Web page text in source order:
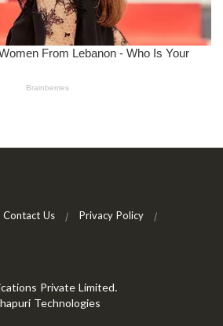
Contact Us
Privacy Policy
Private Limited.
Technologies